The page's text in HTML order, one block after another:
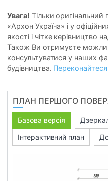
Увага! Тільки оригінальний
«Архон Україна» і у
якості і чітке керівництво
Також Ви отримуєте
консультуватися у наших
будівництва. Переконайтеся
ПЛАН ПЕРШОГО
Базова версія
Інтерактивний план